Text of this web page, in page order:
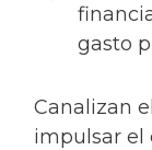
gasto
Canalizan
impulsar el